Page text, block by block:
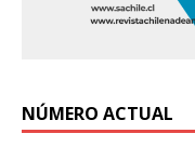
NÚMERO ACTUAL